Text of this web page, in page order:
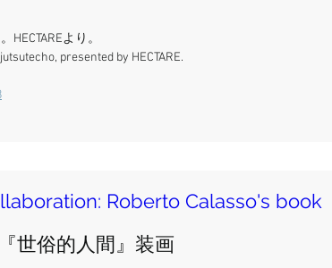
より。
presented by HECTARE.
Roberto Calasso's book
世俗的人間』装画